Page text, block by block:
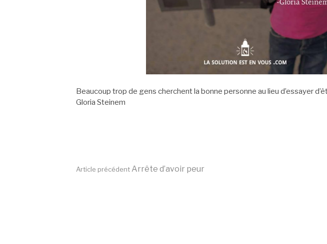
Beaucoup trop de gens cherchent la bonne personne au lieu d’essayer
Gloria Steinem
Lire
Article précédent Arrête d’avoir peur